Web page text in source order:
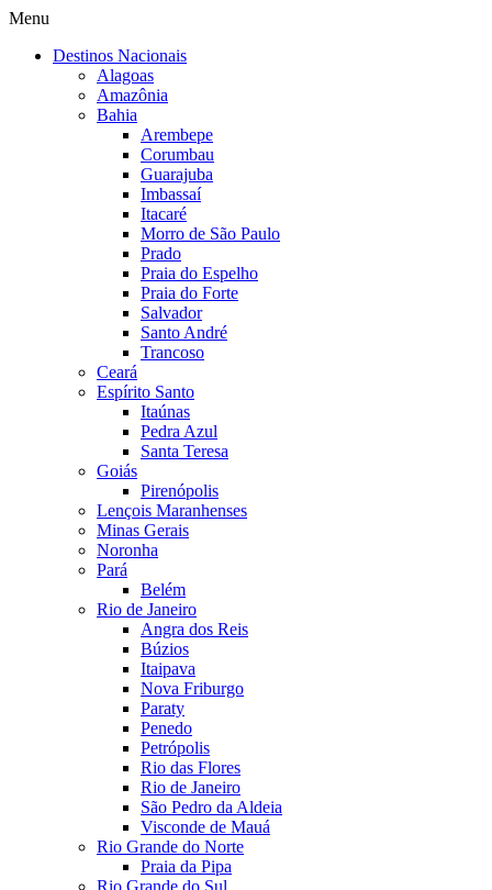
Menu
Destinos Nacionais
Alagoas
Amazônia
Bahia
Arembepe
Corumbau
Guarajuba
Imbassaí
Itacaré
Morro de São Paulo
Prado
Praia do Espelho
Praia do Forte
Salvador
Santo André
Trancoso
Ceará
Espírito Santo
Itaúnas
Pedra Azul
Santa Teresa
Goiás
Pirenópolis
Lençois Maranhenses
Minas Gerais
Noronha
Pará
Belém
Rio de Janeiro
Angra dos Reis
Búzios
Itaipava
Nova Friburgo
Paraty
Penedo
Petrópolis
Rio das Flores
Rio de Janeiro
São Pedro da Aldeia
Visconde de Mauá
Rio Grande do Norte
Praia da Pipa
Rio Grande do Sul